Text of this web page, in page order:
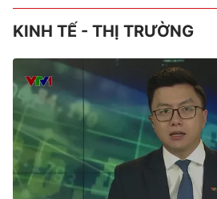
KINH TẾ - THỊ TRƯỜNG